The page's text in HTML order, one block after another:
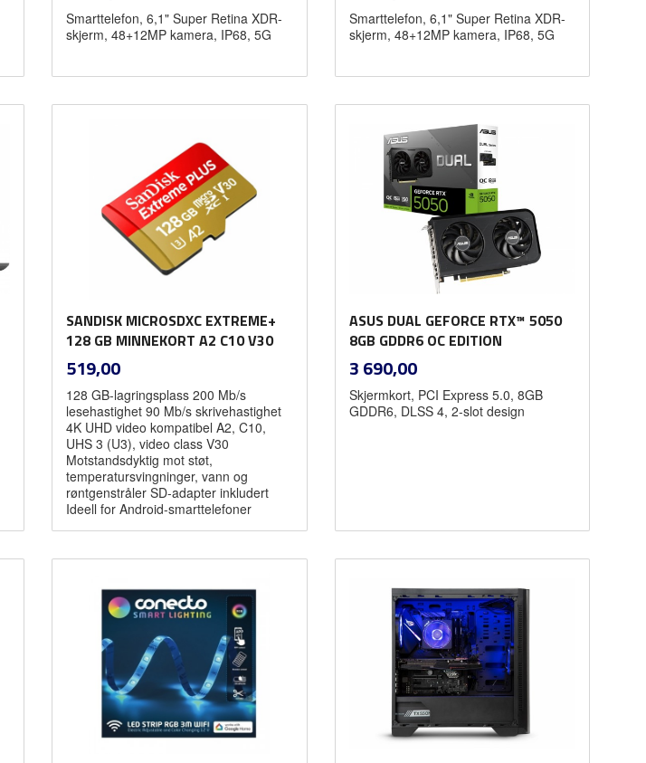
Smarttelefon, 6,1" Super Retina XDR-
skjerm, 48+12MP kamera, IP68, 5G
Kjøp
Smarttelefon, 6,1" Super Retina XDR-
skjerm, 48+12MP kamera, IP68, 5G
SANDISK MICROSDXC EXTREME+
128 GB MINNEKORT A2 C10 V30
Pris
519,00mva.
128 GB-lagringsplass 200 Mb/s
lesehastighet 90 Mb/s skrivehastighet
4K UHD video kompatibel A2, C10,
UHS 3 (U3), video class V30
Motstandsdyktig mot støt,
temperatursvingninger, vann og
røntgenstråler SD-adapter inkludert
Ideell for Android-smarttelefoner
ASUS DUAL GEFORCE RTX™ 5050
8GB GDDR6 OC EDITION
Pris
3 690,00mva.
Skjermkort, PCI Express 5.0, 8GB
GDDR6, DLSS 4, 2-slot design